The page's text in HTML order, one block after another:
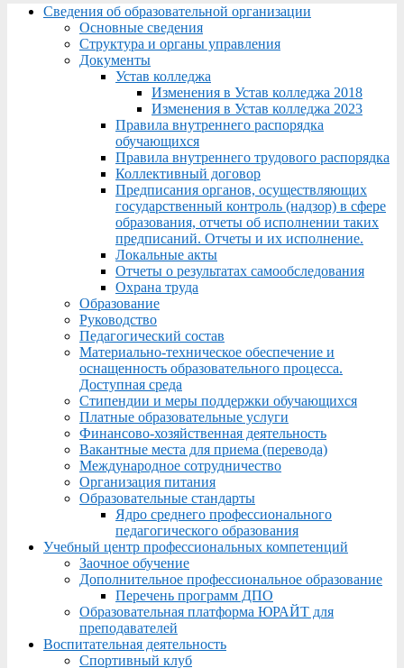
Menu
Сведения об образовательной организации
Основные сведения
Структура и органы управления
Документы
Устав колледжа
Изменения в Устав колледжа 2018
Изменения в Устав колледжа 2023
Правила внутреннего распорядка
обучающихся
Правила внутреннего трудового распорядка
Коллективный договор
Предписания органов, осуществляющих
государственный контроль (надзор) в сфере
образования, отчеты об исполнении таких
предписаний. Отчеты и их исполнение.
Локальные акты
Отчеты о результатах самообследования
Охрана труда
Образование
Руководство
Педагогический состав
Материально-техническое обеспечение и
оснащенность образовательного процесса.
Доступная среда
Стипендии и меры поддержки обучающихся
Платные образовательные услуги
Финансово-хозяйственная деятельность
Вакантные места для приема (перевода)
Международное сотрудничество
Организация питания
Образовательные стандарты
Ядро среднего профессионального
педагогического образования
Учебный центр профессиональных компетенций
Заочное обучение
Дополнительное профессиональное образование
Перечень программ ДПО
Образовательная платформа ЮРАЙТ для
преподавателей
Воспитательная деятельность
Спортивный клуб